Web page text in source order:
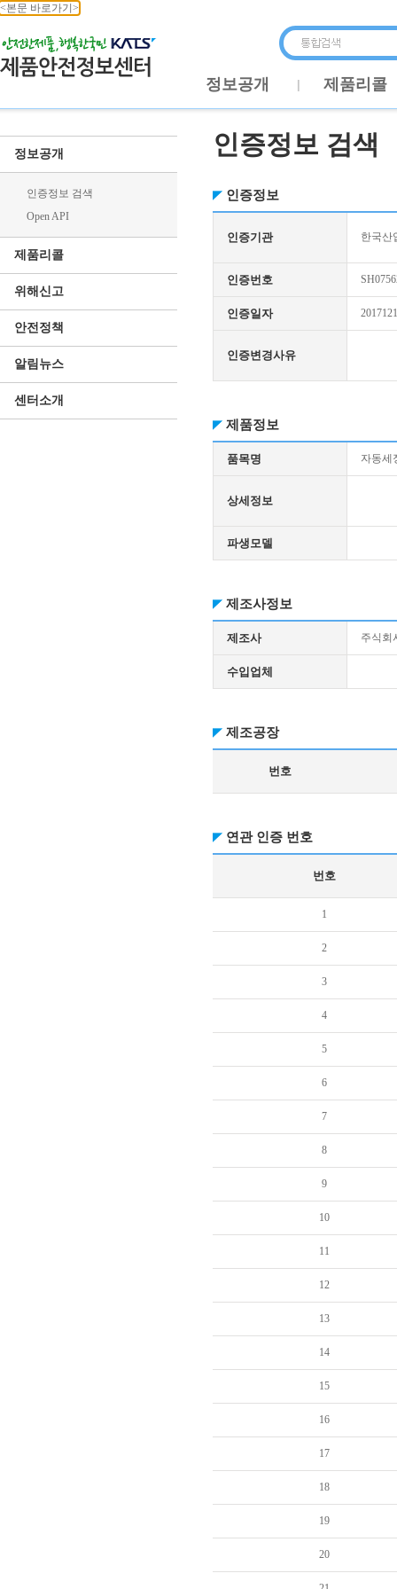
<본문 바로가기>
정보공개 제품리콜
정보공개
인증정보 검색
Open API
제품리콜
위해신고
안전정책
알림뉴스
센터소개
인증정보 검색
인증정보
인증기관 한국산
인증번호
인증일자
인증변경사유
제품정보
품목명 자동세
상세정보
파생모델
제조사정보
제조사 주식회
수입업체
제조공장
번호
연관 인증 번호
번호
1
2
3
4
5
6
7
8
9
10
11
12
13
14
15
16
17
18
19
20